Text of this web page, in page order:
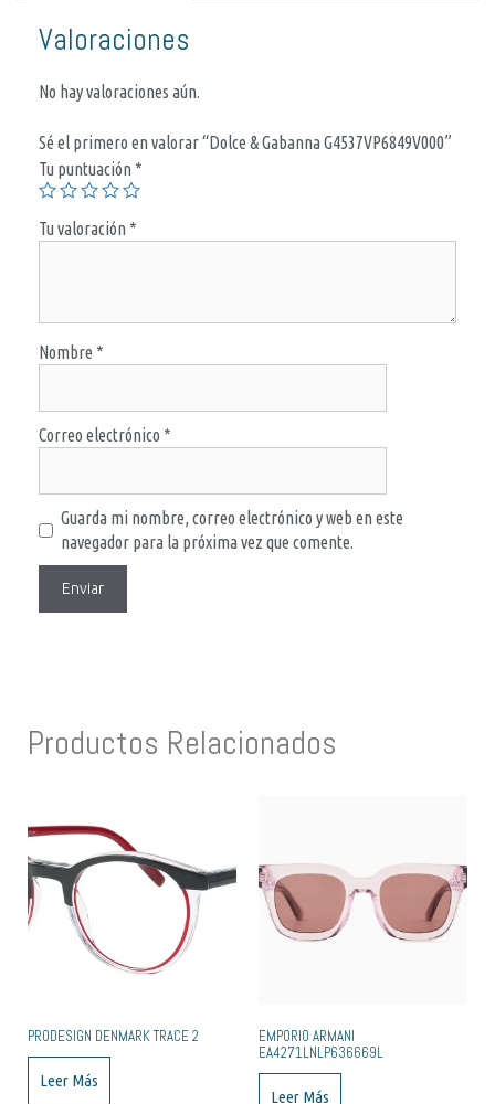
Valoraciones
No hay valoraciones aún.
Sé el primero en valorar “Dolce & Gabanna G4537VP6849V000”
Tu puntuación *
Tu valoración *
Nombre *
Correo electrónico *
Guarda mi nombre, correo electrónico y web en este
navegador para la próxima vez que comente.
Productos Relacionados
PRODESIGN DENMARK TRACE 2
Leer Más
EMPORIO ARMANI
EA4271LNLP636669L
Leer Más